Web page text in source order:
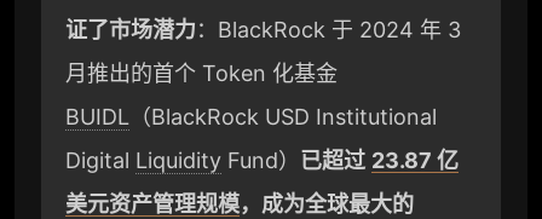
证了市场潜力：BlackRock 于 2024 年 3
月推出的首个 Token 化基金
BUIDL （BlackRock USD Institutional
Digital Liquidity Fund） 已超过 23.87 亿
美元资产管理规模，成为全球最大的